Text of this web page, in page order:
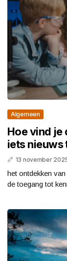
Algemeen
Hoe vind je
iets nieuws
13 november
het ontdekken
de toegang tot